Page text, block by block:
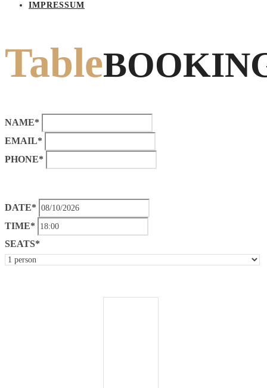
IMPRESSUM
Table
NAME*
EMAIL*
PHONE*
DATE*
TIME*
SEATS*